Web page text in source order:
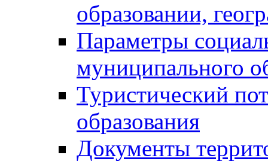
образовании,
Параметры
муниципального
Туристический
образования
Документы